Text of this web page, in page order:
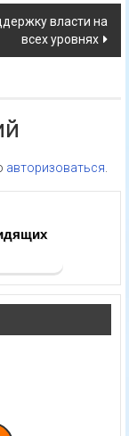
власти на
всех уровнях
авторизоваться